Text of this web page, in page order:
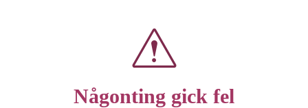
Någonting gick fel